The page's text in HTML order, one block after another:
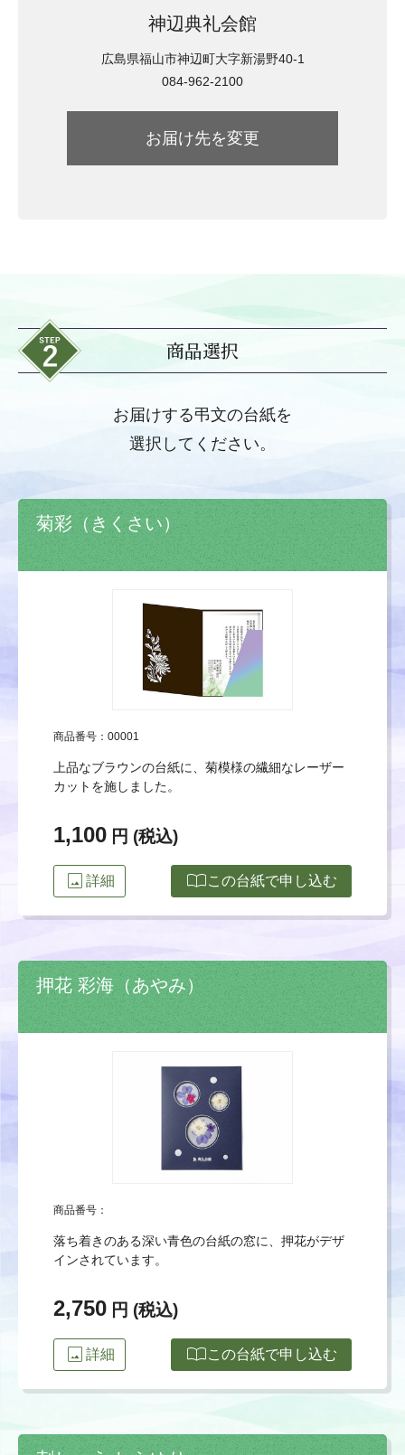
神辺典礼会館
広島県福山市神辺町大字新湯野40-1
084-962-2100
お届け先を変更
商品選択
お届けする弔文の台紙を
選択してください。
菊彩（きくさい）
商品番号：00001
上品なブラウンの台紙に、菊模様の繊細なレーザー
カットを施しました。
1,100 円 (税込)
image 詳細 import_contactsこの台紙で申し込む
押花 彩海（あやみ）
商品番号：
落ち着きのある深い青色の台紙の窓に、押花がデザ
インされています。
2,750 円 (税込)
image 詳細 import_contactsこの台紙で申し込む